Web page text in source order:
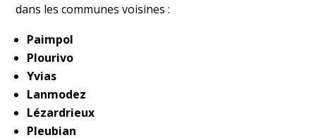
dans les communes voisines :
Paimpol
Plourivo
Yvias
Lanmodez
Lézardrieux
Pleubian